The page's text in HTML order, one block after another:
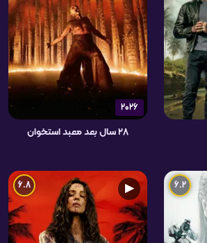
2026
۲۸ سال بعد معبد استخوان
6.2
▶
6.8